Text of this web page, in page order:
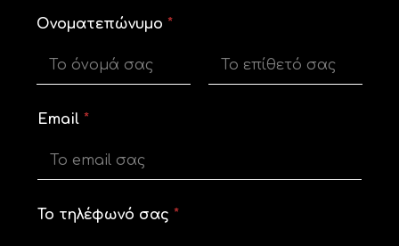
Ονοματεπώνυμο *
Email *
Το τηλέφωνό σας *